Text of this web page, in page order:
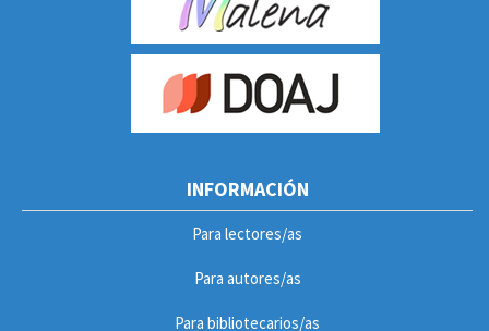
INFORMACIÓN
Para lectores/as
Para autores/as
Para bibliotecarios/as